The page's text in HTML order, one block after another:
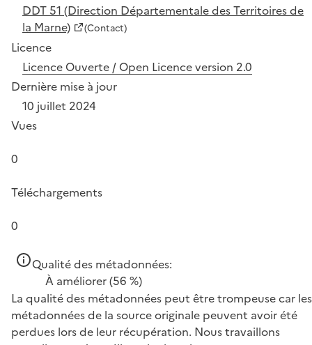
DDT 51 (Direction Départementale des Territoires de
la Marne)
(Contact)
Licence
Licence Ouverte / Open Licence version 2.0
Dernière mise à jour
10 juillet 2024
Vues
0
Téléchargements
0
Qualité des métadonnées:
À améliorer(56 %)
La qualité des métadonnées peut être trompeuse car les
métadonnées de la source originale peuvent avoir été
perdues lors de leur récupération. Nous travaillons